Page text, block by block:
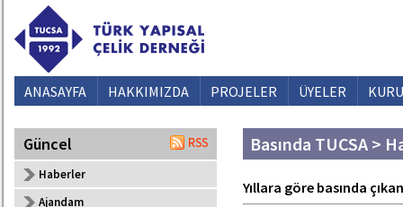
ANASAYFA HAKKIMIZDA PROJELER ÜYELER
Güncel
Haberler
Ajandam
Basında TUCSA >
Yıllara göre basında